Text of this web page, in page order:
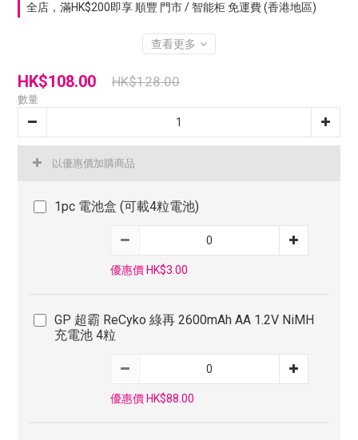
全店，滿HK$200即享 順豐 門市 / 智能柜 免運費 (香港地區)
查看更多
HK$108.00 HK$128.00
數量
以優惠價加購商品
1pc 電池盒 (可載4粒電池)
優惠價 HK$3.00
GP 超霸 ReCyko 綠再 2600mAh AA 1.2V NiMH
充電池 4粒
優惠價 HK$88.00